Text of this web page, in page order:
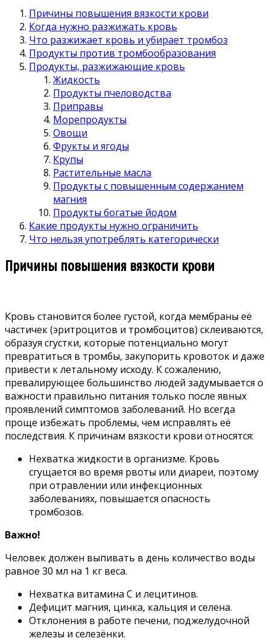
Причины повышения вязкости крови
Когда нужно разжижать кровь
Что разжижает кровь и убирает тромбоз
Продукты против тромбообразования
Продукты, разжижающие кровь
Жидкость
Продукты пчеловодства
Приправы
Морепродукты
Овощи
Фрукты и ягоды
Крупы
Растительные масла
Продукты с повышенным содержанием
магния
Продукты богатые йодом
Какие продукты нужно ограничить
Что нельзя употреблять категорически
Причины повышения вязкости крови
Кровь становится более густой, когда мембраны её
частичек (эритроцитов и тромбоцитов) склеиваются,
образуя сгустки, которые потенциально могут
превратиться в тромбы, закупорить кровоток и даже
привести к летальному исходу. К сожалению,
превалирующее большинство людей задумывается о
важности правильно питания только после явных
проявлений симптомов заболеваний. Но всегда
проще избежать проблемы, чем исправлять её
последствия. К причинам вязкости крови относятся:
Нехватка жидкости в организме. Кровь
сгущается во время рвоты или диареи, поэтому
при отравлении или инфекционных
заболеваниях, повышается опасность
тромбозов.
Важно!
Человек должен выпивать в день количество воды
равное 30 мл на 1 кг веса.
Нехватка витамина С и лецитинов.
Дефицит магния, цинка, кальция и селена.
Отклонения в работе печени, поджелудочной
железы и селезёнки.